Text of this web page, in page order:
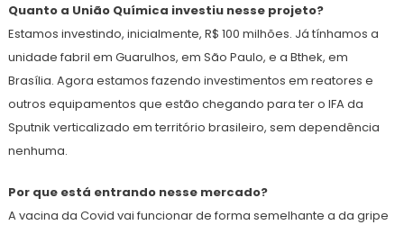
Quanto a União Química investiu nesse projeto?
Estamos investindo, inicialmente, R$ 100 milhões. Já tínhamos a
unidade fabril em Guarulhos, em São Paulo, e a Bthek, em
Brasília. Agora estamos fazendo investimentos em reatores e
outros equipamentos que estão chegando para ter o IFA da
Sputnik verticalizado em território brasileiro, sem dependência
nenhuma.
Por que está entrando nesse mercado?
A vacina da Covid vai funcionar de forma semelhante a da gripe